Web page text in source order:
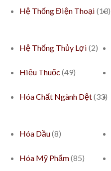
Hệ Thống Điện Thoại (13)
Hệ Thống Thủy Lợi (2)
Hiệu Thuốc(49)
Hóa Chất Ngành Dệt(33)
Hóa Dầu(8)
Hóa Mỹ Phẩm(85)